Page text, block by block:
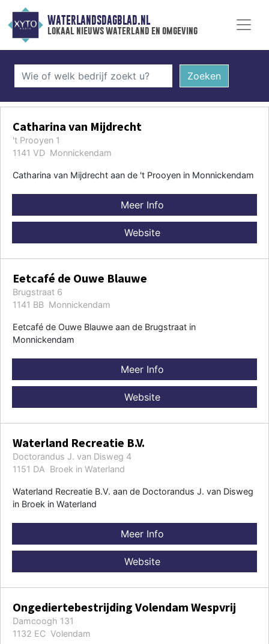
WATERLANDSDAGBLAD.NL
lokaal nieuws waterland en omgeving
Zoeken
Catharina van Mijdrecht
't Prooyen 1
1141 VD Monnickendam
Catharina van Mijdrecht aan de 't Prooyen in Monnickendam
Meer Info
Website
Eetcafé de Ouwe Blauwe
Brugstraat 6
1141 BB Monnickendam
Eetcafé de Ouwe Blauwe aan de Brugstraat in
Monnickendam
Meer Info
Website
Waterland Recreatie B.V.
Doctorandus J. van Disweg 4
1151 DA Broek in Waterland
Waterland Recreatie B.V. aan de Doctorandus J. van Disweg
in Broek in Waterland
Meer Info
Website
Ongediertebestrijding Volendam Wespvrij
Damcoogh 131
1132 EC Volendam